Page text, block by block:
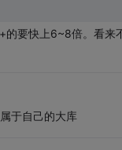
要快上6~8倍。看来
于自己的大库